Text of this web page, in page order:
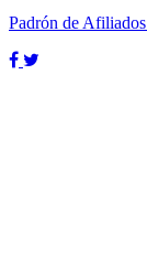
Padrón de